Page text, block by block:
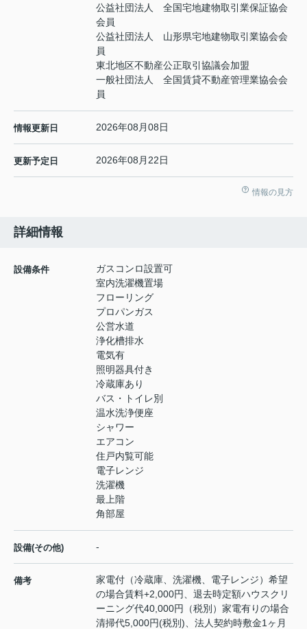
公益社団法人 全国宅地建物取引業保証協会
会員
公益社団法人 山形県宅地建物取引業協会会
員
東北地区不動産公正取引協議会加盟
一般社団法人 全国賃貸不動産管理業協会会
員
情報更新日 2026年08月08日
更新予定日 2026年08月22日
情報の見方
詳細情報
設備条件
ガスコンロ設置可
室内洗濯機置場
フローリング
プロパンガス
公営水道
浄化槽排水
電気有
照明器具付き
冷蔵庫あり
バス・トイレ別
温水洗浄便座
シャワー
エアコン
住戸内覧可能
電子レンジ
洗濯機
最上階
角部屋
設備(その他) -
備考
家電付（冷蔵庫、洗濯機、電子レンジ）希望
の場合賃料+2,000円、退去時定額ハウスクリ
ーニング代40,000円（税別）家電有りの場合
清掃代5,000円(税別)、法人契約時敷金1ヶ月